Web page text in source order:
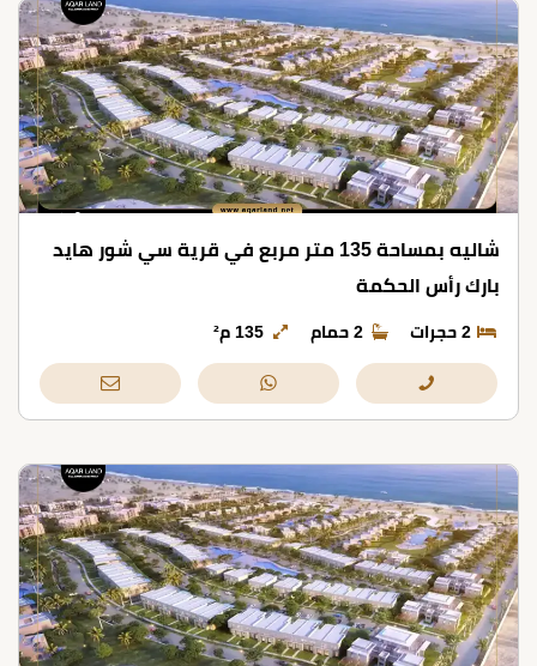
شاليه بمساحة 135 متر مربع في قرية سي شور هايد
بارك رأس الحكمة
2 حجرات 2 حمام 135 م²